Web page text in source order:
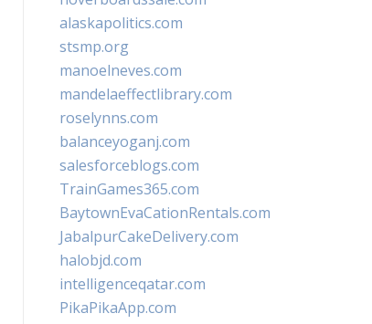
alaskapolitics.com
stsmp.org
manoelneves.com
mandelaeffectlibrary.com
roselynns.com
balanceyoganj.com
salesforceblogs.com
TrainGames365.com
BaytownEvaCationRentals.com
JabalpurCakeDelivery.com
halobjd.com
intelligenceqatar.com
PikaPikaApp.com